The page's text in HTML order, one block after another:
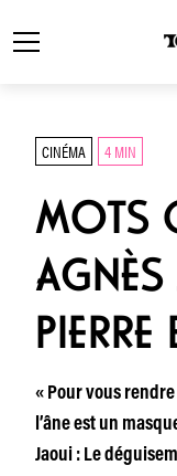
CINÉMA 4 MIN
MOTS
PIERRE
« Pour vous
l’âne est un
Jaoui : Le